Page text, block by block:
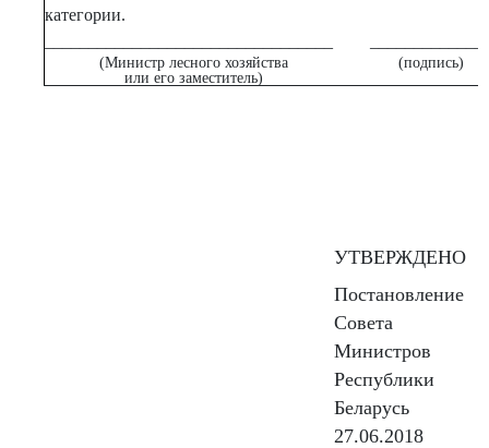
категории.
(Министр лесного хозяйства
или его заместитель)
(подпись)
УТВЕРЖДЕНО
Постановление
Совета
Министров
Республики
Беларусь
27.06.2018